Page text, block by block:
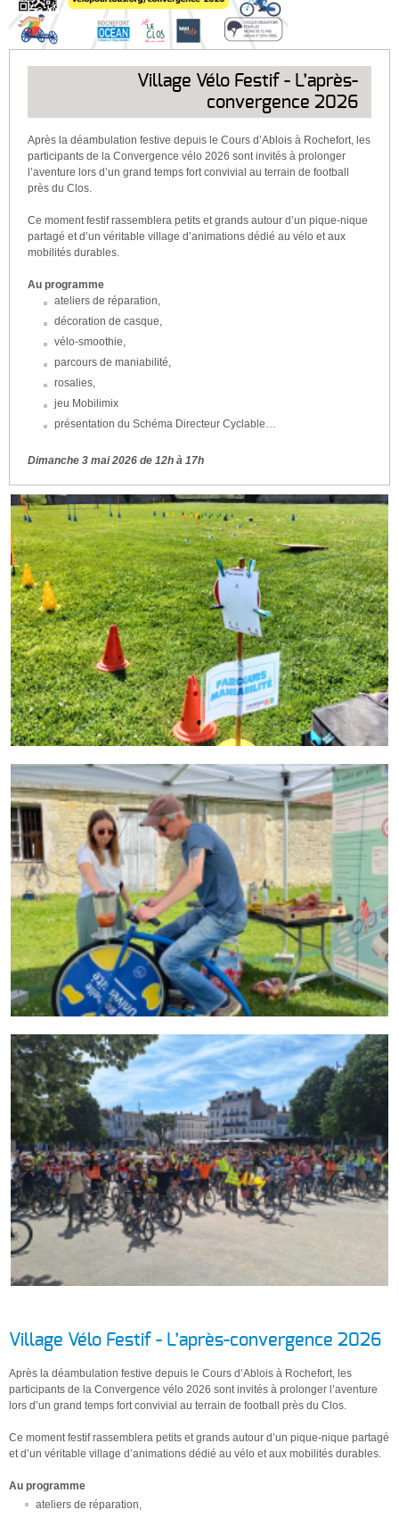
Village Vélo Festif - L’après-
convergence 2026
Après la déambulation festive depuis le Cours d’Ablois à Rochefort, les
participants de la Convergence vélo 2026 sont invités à prolonger
l’aventure lors d’un grand temps fort convivial au terrain de football
près du Clos.
Ce moment festif rassemblera petits et grands autour d’un pique-nique
partagé et d’un véritable village d’animations dédié au vélo et aux
mobilités durables.
Au programme
ateliers de réparation,
décoration de casque,
vélo-smoothie,
parcours de maniabilité,
rosalies,
jeu Mobilimix
présentation du Schéma Directeur Cyclable…
Dimanche 3 mai 2026 de 12h à 17h
Village Vélo Festif - L’après-convergence 2026
Après la déambulation festive depuis le Cours d’Ablois à Rochefort, les
participants de la Convergence vélo 2026 sont invités à prolonger l’aventure
lors d’un grand temps fort convivial au terrain de football près du Clos.
Ce moment festif rassemblera petits et grands autour d’un pique-nique partagé
et d’un véritable village d’animations dédié au vélo et aux mobilités durables.
Au programme
ateliers de réparation,